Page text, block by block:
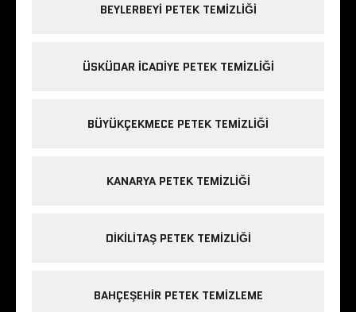
BEYLERBEYI PETEK TEMIZLIĞI
ÜSKÜDAR ICADIYE PETEK TEMIZLIĞI
BÜYÜKÇEKMECE PETEK TEMIZLIĞI
KANARYA PETEK TEMIZLIĞI
DIKILITAŞ PETEK TEMIZLIĞI
BAHÇEŞEHIR PETEK TEMIZLEME